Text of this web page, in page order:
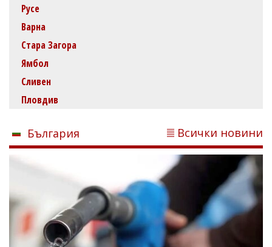
Русе
Варна
Стара Загора
Ямбол
Сливен
Пловдив
България Всички новини